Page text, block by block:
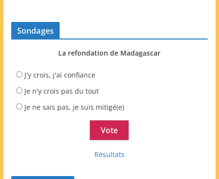
Sondages
La refondation de Madagascar
J'y crois, j'ai confiance
Je n'y crois pas du tout
Je ne sais pas, je suis mitigé(e)
Résultats